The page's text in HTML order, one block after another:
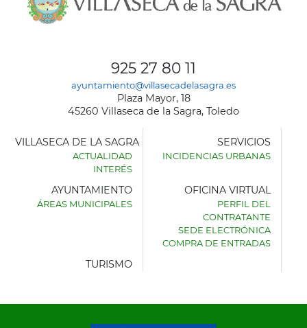
925 27 80 11
ayuntamiento@villasecadelasagra.es
Plaza Mayor, 18
45260 Villaseca de la Sagra, Toledo
AYUNTAMIENTO
VILLASECA DE LA SAGRA
ACTUALIDAD
INTERÉS
SERVICIOS
INCIDENCIAS URBANAS
AYUNTAMIENTO
ÁREAS MUNICIPALES
OFICINA VIRTUAL
PERFIL DEL
CONTRATANTE
SEDE ELECTRÓNICA
COMPRA DE ENTRADAS
TURISMO